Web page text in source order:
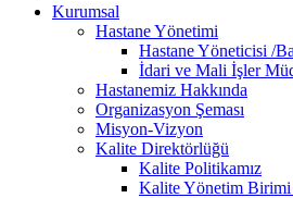
Kurumsal
Hastane Yönetimi
Hastane Yöneticisi /
İdari ve Mali İşler
Hastanemiz Hakkında
Organizasyon Şeması
Misyon-Vizyon
Kalite Direktörlüğü
Kalite Politikamız
Kalite Yönetim Birimi